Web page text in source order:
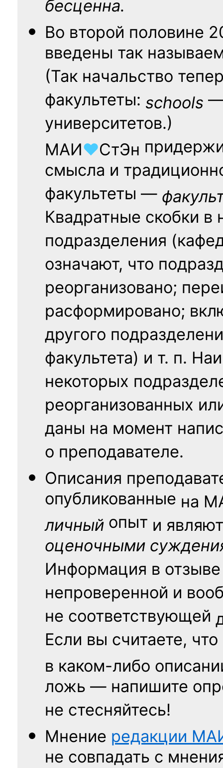
бесценна.
Во второй половине
введены так
(Так начальство
факультеты: schools —
университетов.)
МАИ♥СтЭн
смысла и
факультеты —
Квадратные скобки в
подразделения
означают, что
реорганизовано;
расформировано;
другого
факультета) и т. п.
некоторых
реорганизованных
даны на момент
о преподавателе.
Описания
опубликованные на
личный опыт и
оценочными
Информация в
непроверенной и
не соответствующей
Если вы считаете, что
в каком-либо
ложь — напишите
не стесняйтесь!
Мнение редакции
не совпадать с